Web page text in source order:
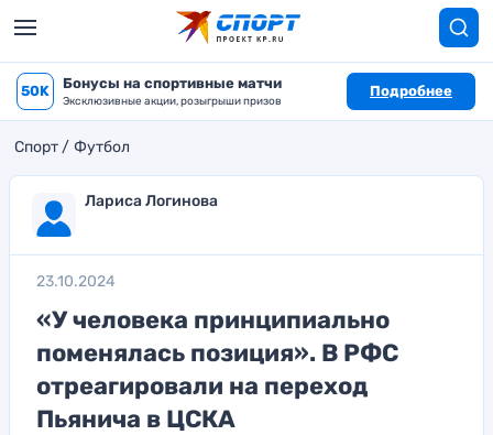
50K Бонусы на спортивные матчи
Эксклюзивные акции, розыгрыши призов
Подробнее
Спорт Футбол
Лариса Логинова
23.10.2024
«У человека принципиально
поменялась позиция». В РФС
отреагировали на переход
Пьянича в ЦСКА